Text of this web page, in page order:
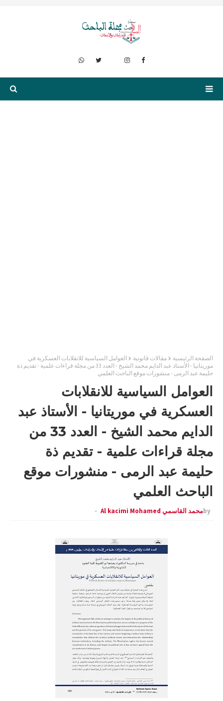
الصفحة الرئيسية مقالات قانونية
العوامل السياسية للانقلابات العسكرية في
موريتانيا - الأستاذ عبد الدايم محمد الشيخ - العدد 33 من مجلة قراءات علمية - تقديم ذة
حليمة عبد الرمى - منشورات موقع الباحث العلمي
العوامل السياسية للانقلابات
العسكرية في موريتانيا - الأستاذ عبد
الدايم محمد الشيخ - العدد 33 من
مجلة قراءات علمية - تقديم ذة
حليمة عبد الرمى - منشورات موقع
الباحث العلمي
byمحمد القاسمي Al kacimi Mohamed